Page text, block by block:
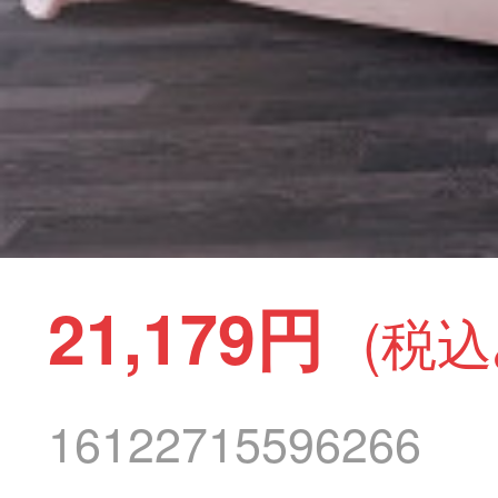
21,179円 (税
16122715596266